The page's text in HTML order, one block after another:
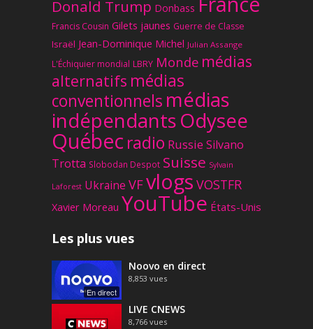
Donald Trump Donbass
Francis Cousin Gilets jaunes Guerre de Classe
Israël Jean-Dominique Michel Julian Assange
L'Échiquier mondial LBRY Monde médias
alternatifs médias
conventionnels médias
indépendantsOdysee
Québec radio Russie Silvano
Trotta Slobodan Despot Suisse Sylvain
Laforest Ukraine VFvlogs VOSTFR
Xavier Moreau YouTube États-Unis
Les plus vues
En direct
Noovo en direct
8,853 vues
LIVE CNEWS
8,766 vues